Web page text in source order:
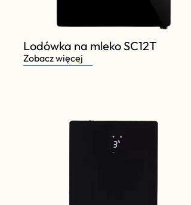
Lodówka na mleko SC12T
Zobacz więcej